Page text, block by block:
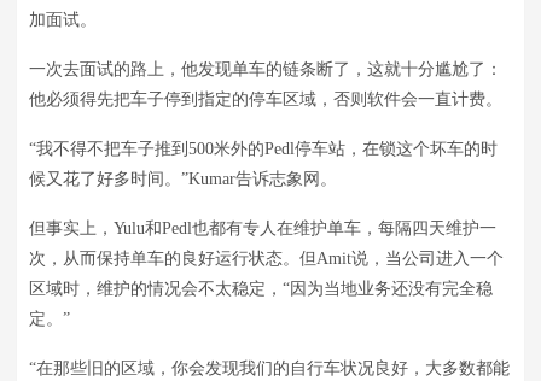
加面试。
一次去面试的路上，他发现单车的链条断了，这就十分尴尬了：
他必须得先把车子停到指定的停车区域，否则软件会一直计费。
“我不得不把车子推到500米外的Pedl停车站，在锁这个坏车的时
候又花了好多时间。”Kumar告诉志象网。
但事实上，Yulu和Pedl也都有专人在维护单车，每隔四天维护一
次，从而保持单车的良好运行状态。但Amit说，当公司进入一个
区域时，维护的情况会不太稳定，“因为当地业务还没有完全稳
定。”
“在那些旧的区域，你会发现我们的自行车状况良好，大多数都能